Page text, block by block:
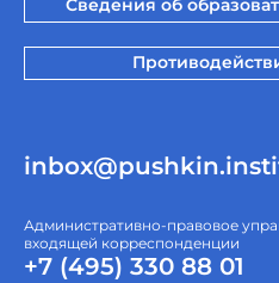
Административно-правовое
входящей корреспонденции
+7 (495) 330 88 01